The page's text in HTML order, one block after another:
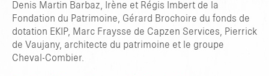
Denis Martin Barbaz, Irène et Régis Imbert de la
Fondation du Patrimoine, Gérard Brochoire du fonds de
dotation EKIP, Marc Fraysse de Capzen Services, Pierrick
de Vaujany, architecte du patrimoine et le groupe
Cheval-Combier.